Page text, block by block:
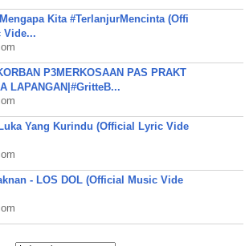
Kita #TerlanjurMencinta (Offi
Vide...
P3MERKOSAAN PAS PRAKT
LAPANGAN|#GritteB...
Yang Kurindu (Official Lyric Vide
- LOS DOL (Official Music Vide